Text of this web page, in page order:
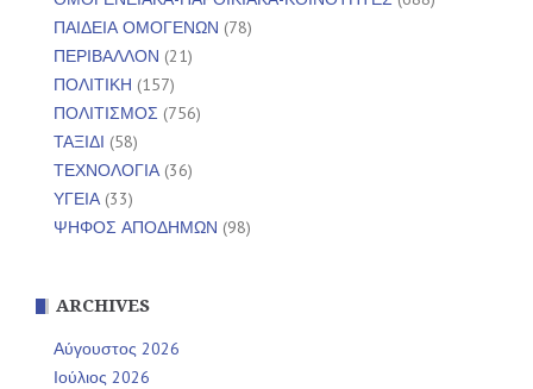
ΠΑΙΔΕΙΑ ΟΜΟΓΕΝΩΝ (78)
ΠΕΡΙΒΑΛΛΟΝ (21)
ΠΟΛΙΤΙΚΗ (157)
ΠΟΛΙΤΙΣΜΟΣ (756)
ΤΑΞΙΔΙ (58)
ΤΕΧΝΟΛΟΓΙΑ(36)
ΥΓΕΙΑ(33)
ΨΗΦΟΣ ΑΠΟΔΗΜΩΝ (98)
ARCHIVES
Αύγουστος 2026
Ιούλιος 2026